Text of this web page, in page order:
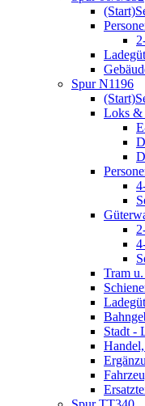
Spur N1196
Loks &
Tram
Stadt -